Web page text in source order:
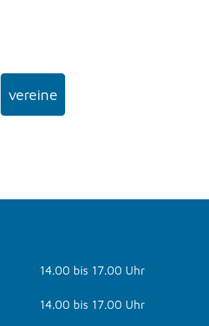
vereine
14.00 bis 17.00 Uhr
14.00 bis 17.00 Uhr